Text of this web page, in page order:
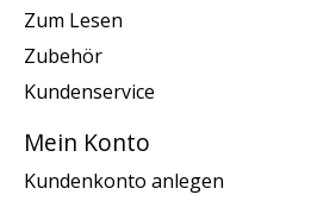
Zum Lesen
Zubehör
Kundenservice
Mein Konto
Kundenkonto anlegen